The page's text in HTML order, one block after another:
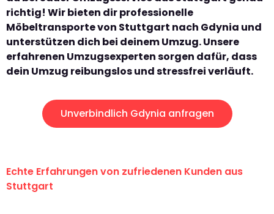
richtig! Wir bieten dir professionelle
Möbeltransporte von Stuttgart nach Gdynia und
unterstützen dich bei deinem Umzug. Unsere
erfahrenen Umzugsexperten sorgen dafür, dass
dein Umzug reibungslos und stressfrei verläuft.
Unverbindlich Gdynia anfragen
Echte Erfahrungen von zufriedenen Kunden aus
Stuttgart